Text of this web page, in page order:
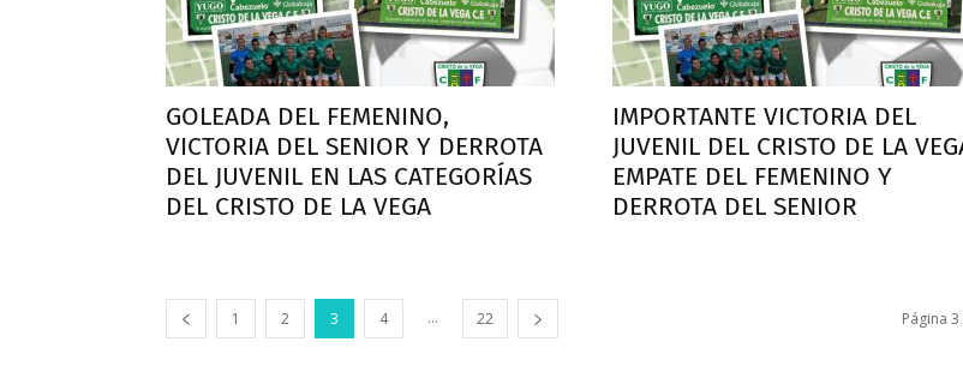
GOLEADA DEL FEMENINO,
VICTORIA DEL SENIOR Y DERROTA
DEL JUVENIL EN LAS CATEGORÍAS
DEL CRISTO DE LA VEGA
IMPORTANTE VICTORIA DEL
JUVENIL DEL CRISTO DE LA
EMPATE DEL FEMENINO Y
DERROTA DEL SENIOR
1 2 3 4 ... 22 Página